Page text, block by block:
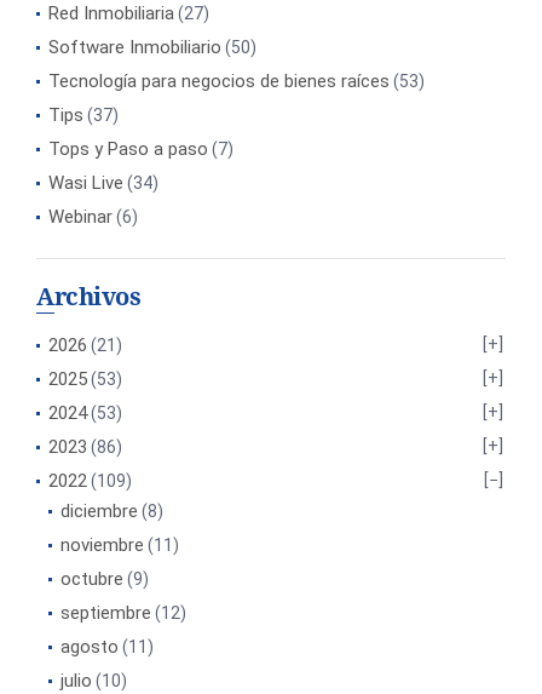
Red Inmobiliaria(27)
Software Inmobiliario (50)
Tecnología para negocios de bienes raíces (53)
Tips (37)
Tops y Paso a paso (7)
Wasi Live (34)
Webinar(6)
Archivos
2026 (21)
2025(53)
2024(53)
2023 (86)
2022(109)
diciembre (8)
noviembre (11)
octubre (9)
septiembre (12)
agosto (11)
julio (10)